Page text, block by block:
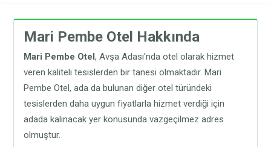
Mari Pembe Otel Hakkında
Mari Pembe Otel, Avşa Adası'nda otel olarak hizmet
veren kaliteli tesislerden bir tanesi olmaktadır. Mari
Pembe Otel, ada da bulunan diğer otel türündeki
tesislerden daha uygun fiyatlarla hizmet verdiği için
adada kalınacak yer konusunda vazgeçilmez adres
olmuştur.